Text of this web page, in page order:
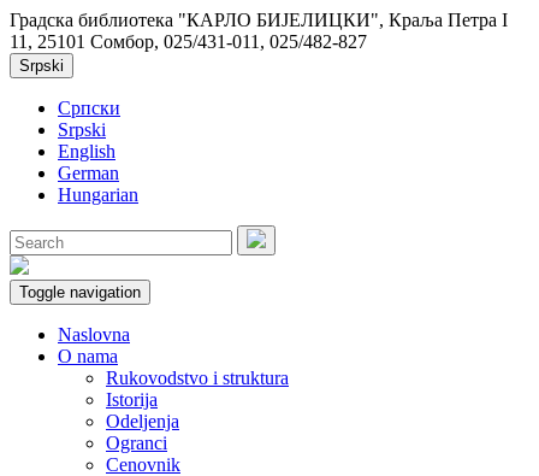
Градска библиотека "КАРЛО БИЈЕЛИЦКИ", Краља Петра I
11, 25101 Сомбор, 025/431-011, 025/482-827
Srpski
Српски
Srpski
English
German
Hungarian
Toggle navigation
Naslovna
O nama
Rukovodstvo i struktura
Istorija
Odeljenja
Ogranci
Cenovnik